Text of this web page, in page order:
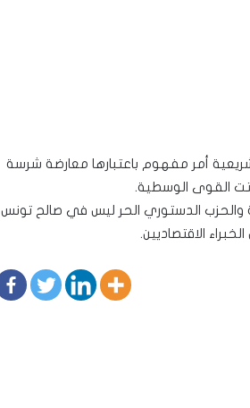
أمر مفهوم باعتبارها معارضة شرسة
القوى الوسطية.
والحزب الدستوري الحر ليس في صالح تونس
الاقتصاديين.